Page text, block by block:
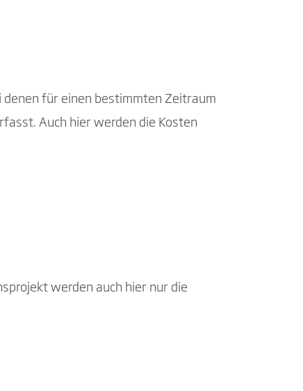
für einen bestimmten Zeitraum
Auch hier werden die Kosten
werden auch hier nur die